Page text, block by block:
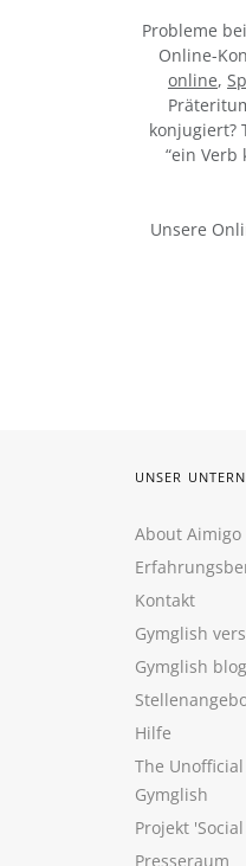
Probleme
Online-
online,
konjugiert?
“ein
Unsere
UNSER
About Aimigo
Kontakt
Gymglish
Gymglish blog
Hilfe
The
Gymglish
Projekt
Presseraum